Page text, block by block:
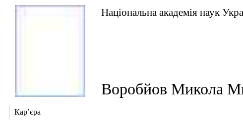
Національна академія наук
Воробйов Микола
Кар’єра